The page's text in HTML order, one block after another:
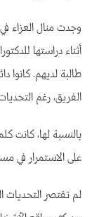
وجدت منال العزاء
أثناء دراستها
طالبة لديهم. كانوا
الفريق، رغم
بالنسبة لها، كانت
على الاستمرار في
لم تقتصر التحديات